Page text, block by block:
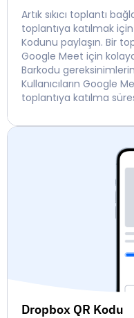
Artık sıkıcı toplantı
toplantıya katılmak
Kodunu paylaşın. Bir
Google Meet için
Barkodu
Kullanıcıların Google
toplantıya katılma
Dropbox QR Kodu